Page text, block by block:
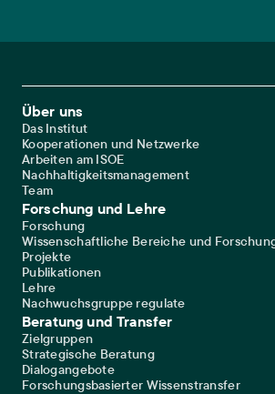
Footer Main Navigation
Über uns
Das Institut
Kooperationen und Netzwerke
Arbeiten am ISOE
Nachhaltigkeitsmanagement
Team
Forschung und Lehre
Forschung
Wissenschaftliche Bereiche und
Projekte
Publikationen
Lehre
Nachwuchsgruppe regulate
Beratung und Transfer
Zielgruppen
Strategische Beratung
Dialogangebote
Forschungsbasierter Wissenstransfer